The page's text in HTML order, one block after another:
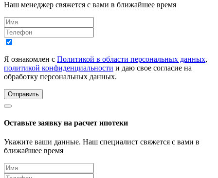
Наш менеджер свяжется с вами в ближайшее время
Я ознакомлен с Политикой в области персональных данных,
политикой конфиденциальности и даю свое согласие на
обработку персональных данных.
Отправить
Оставьте заявку на расчет ипотеки
Укажите ваши данные. Наш специалист свяжется с вами в
ближайшее время